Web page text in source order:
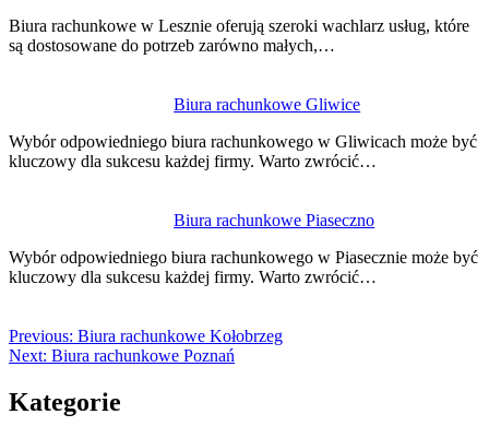
Biura rachunkowe w Lesznie oferują szeroki wachlarz usług, które
są dostosowane do potrzeb zarówno małych,…
Biura rachunkowe Gliwice
Wybór odpowiedniego biura rachunkowego w Gliwicach może być
kluczowy dla sukcesu każdej firmy. Warto zwrócić…
Biura rachunkowe Piaseczno
Wybór odpowiedniego biura rachunkowego w Piasecznie może być
kluczowy dla sukcesu każdej firmy. Warto zwrócić…
Previous: Biura rachunkowe Kołobrzeg
Next: Biura rachunkowe Poznań
Kategorie